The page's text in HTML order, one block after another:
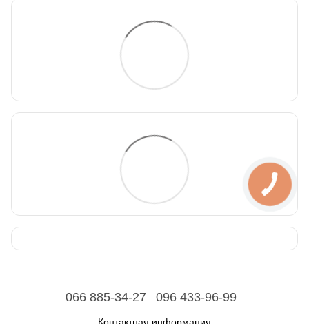
066 885-34-27 096 433-96-99